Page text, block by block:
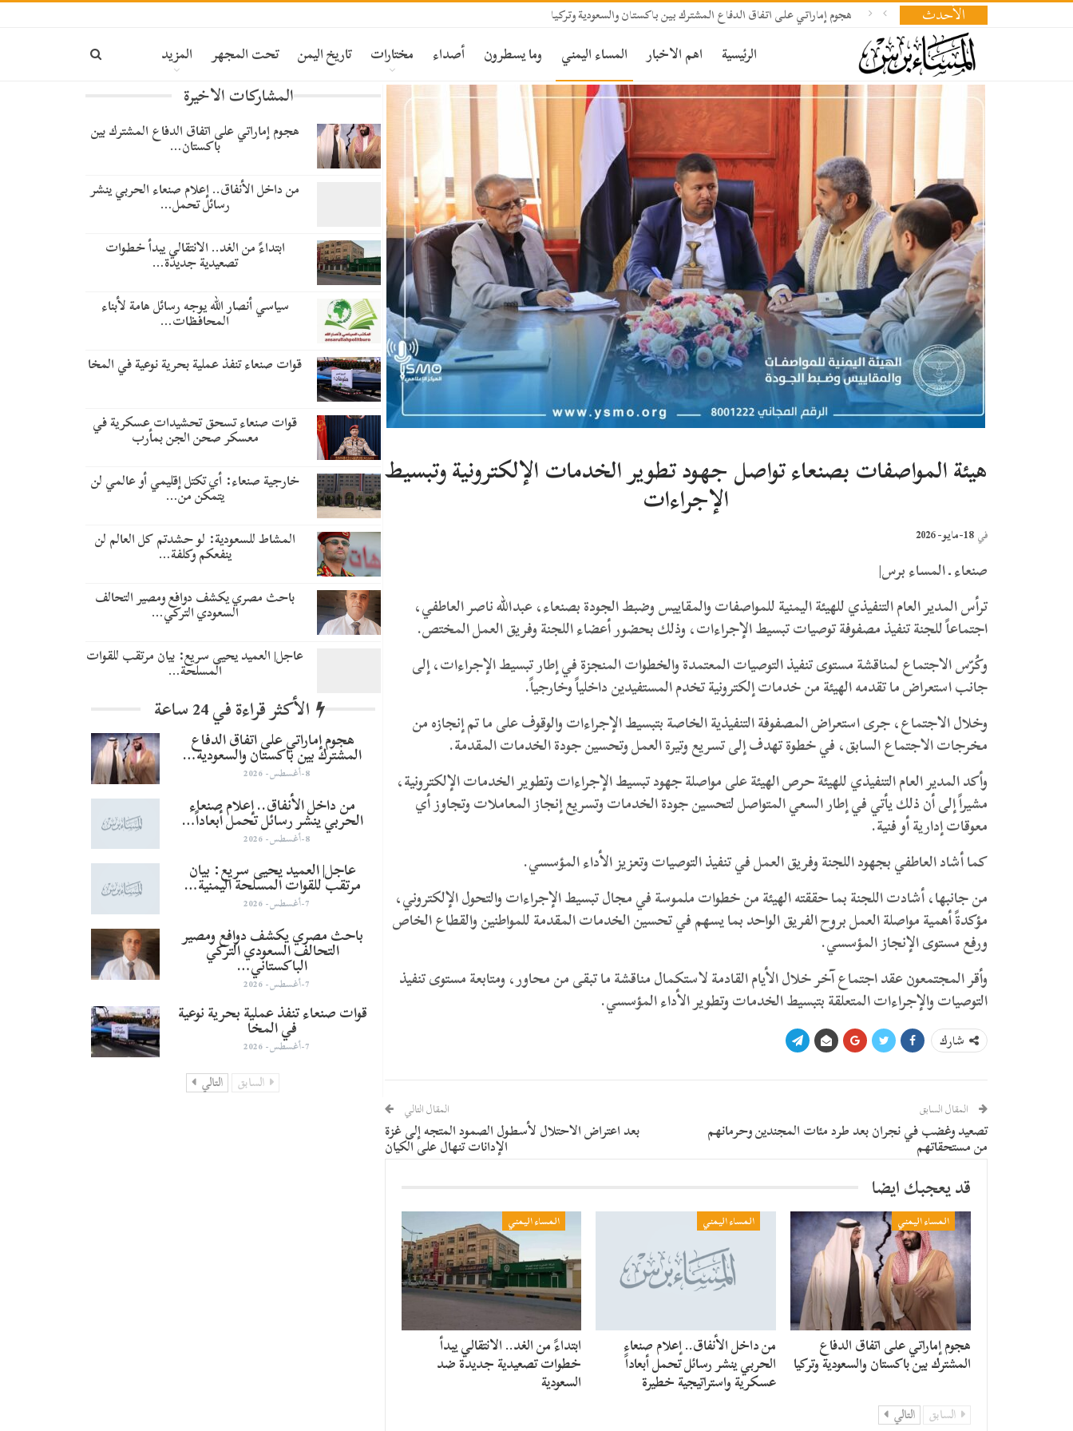
الأحدث هجوم إماراتي على اتفاق الدفاع المشترك بين باكستان والسعودية وتركيا
الرئيسية اهم الاخبار المساء اليمني وما يسطرون أصداء مختارات تاريخ اليمن تحت المجهر المزيد
هيئة المواصفات بصنعاء تواصل جهود تطوير الخدمات الإلكترونية وتبسيط
الإجراءات
في 18-مايو- 2026
صنعاء ـ المساء برس|
ترأس المدير العام التنفيذي للهيئة اليمنية للمواصفات والمقاييس وضبط الجودة بصنعاء، عبدالله ناصر العاطفي،
اجتماعاً للجنة تنفيذ مصفوفة توصيات تبسيط الإجراءات، وذلك بحضور أعضاء اللجنة وفريق العمل المختص.
وكُرّس الاجتماع لمناقشة مستوى تنفيذ التوصيات المعتمدة والخطوات المنجزة في إطار تبسيط الإجراءات، إلى
جانب استعراض ما تقدمه الهيئة من خدمات إلكترونية تخدم المستفيدين داخلياً وخارجياً.
وخلال الاجتماع، جرى استعراض المصفوفة التنفيذية الخاصة بتبسيط الإجراءات والوقوف على ما تم إنجازه من
مخرجات الاجتماع السابق، في خطوة تهدف إلى تسريع وتيرة العمل وتحسين جودة الخدمات المقدمة.
وأكد المدير العام التنفيذي للهيئة حرص الهيئة على مواصلة جهود تبسيط الإجراءات وتطوير الخدمات الإلكترونية،
مشيراً إلى أن ذلك يأتي في إطار السعي المتواصل لتحسين جودة الخدمات وتسريع إنجاز المعاملات وتجاوز أي
معوقات إدارية أو فنية.
كما أشاد العاطفي بجهود اللجنة وفريق العمل في تنفيذ التوصيات وتعزيز الأداء المؤسسي.
من جانبها، أشادت اللجنة بما حققته الهيئة من خطوات ملموسة في مجال تبسيط الإجراءات والتحول الإلكتروني،
مؤكدةً أهمية مواصلة العمل بروح الفريق الواحد بما يسهم في تحسين الخدمات المقدمة للمواطنين والقطاع الخاص
ورفع مستوى الإنجاز المؤسسي.
وأقر المجتمعون عقد اجتماع آخر خلال الأيام القادمة لاستكمال مناقشة ما تبقى من محاور، ومتابعة مستوى تنفيذ
التوصيات والإجراءات المتعلقة بتبسيط الخدمات وتطوير الأداء المؤسسي.
شارك
المقال السابق
تصعيد وغضب في نجران بعد طرد مئات المجندين وحرمانهم
من مستحقاتهم
المقال التالي
بعد اعتراض الاحتلال لأسطول الصمود المتجه إلى غزة
الإدانات تنهال على الكيان
قد يعجبك ايضا
المساء اليمني
هجوم إماراتي على اتفاق الدفاع
المشترك بين باكستان والسعودية وتركيا
المساء اليمني
من داخل الأنفاق.. إعلام صنعاء
الحربي ينشر رسائل تحمل أبعاداً
عسكرية واستراتيجية خطيرة
المساء اليمني
​ابتداءً من الغد.. الانتقالي يبدأ
خطوات تصعيدية جديدة ضد
السعودية
السابق التالي
المشاركات الاخيرة
هجوم إماراتي على اتفاق الدفاع المشترك بين
باكستان…
من داخل الأنفاق.. إعلام صنعاء الحربي ينشر
رسائل تحمل…
​ابتداءً من الغد.. الانتقالي يبدأ خطوات
تصعيدية جديدة…
سياسي أنصار الله يوجه رسائل هامة لأبناء
المحافظات…
قوات صنعاء تنفذ عملية بحرية نوعية في المخا
قوات صنعاء تسحق تحشيدات عسكرية في
معسكر صحن الجن بمأرب
خارجية صنعاء: أي تكتل إقليمي أو عالمي لن
يتمكن من…
المشاط للسعودية: لو حشدتم كل العالم لن
ينفعكم وكلفة…
باحث مصري يكشف دوافع ومصير التحالف
السعودي التركي…
عاجل| العميد يحيى سريع: بيان مرتقب للقوات
المسلحة…
الأكثر قراءة في 24 ساعة
هجوم إماراتي على اتفاق الدفاع
المشترك بين باكستان والسعودية…
8-أغسطس- 2026
من داخل الأنفاق.. إعلام صنعاء
الحربي ينشر رسائل تحمل أبعاداً…
8-أغسطس- 2026
عاجل| العميد يحيى سريع: بيان
مرتقب للقوات المسلحة اليمنية…
7-أغسطس- 2026
باحث مصري يكشف دوافع ومصير
التحالف السعودي التركي
الباكستاني…
7-أغسطس- 2026
قوات صنعاء تنفذ عملية بحرية نوعية
في المخا
7-أغسطس- 2026
السابق التالي